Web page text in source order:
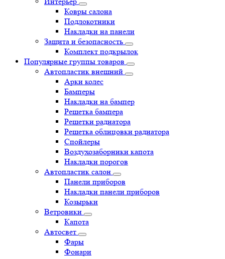
Ковры салона
Подлокотники
Накладки на панели
Защита и безопасность
Комплект подкрылок
Популярные группы товаров
Автопластик внешний
Арки колес
Бамперы
Накладки на бампер
Решетка бампера
Решетки радиатора
Решетка облицовки радиатора
Спойлеры
Воздухозаборники капота
Накладки порогов
Автопластик салон
Панели приборов
Накладки панели приборов
Козырьки
Ветровики
Капота
Автосвет
Фары
Фонари